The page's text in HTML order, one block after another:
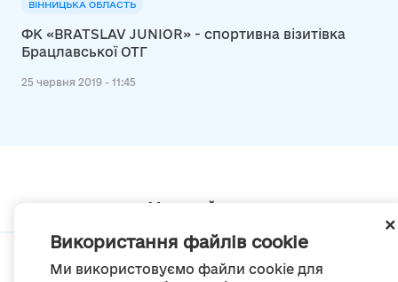
Використання файлів cookie
Ми використовуємо файли cookie для
ВІННИЦЬКА ОБЛАСТЬ
ФК «BRATSLAV JUNIOR» - спортивна візитівка
Брацлавської ОТГ
25 червня 2019 - 11:45
Мапа сайту